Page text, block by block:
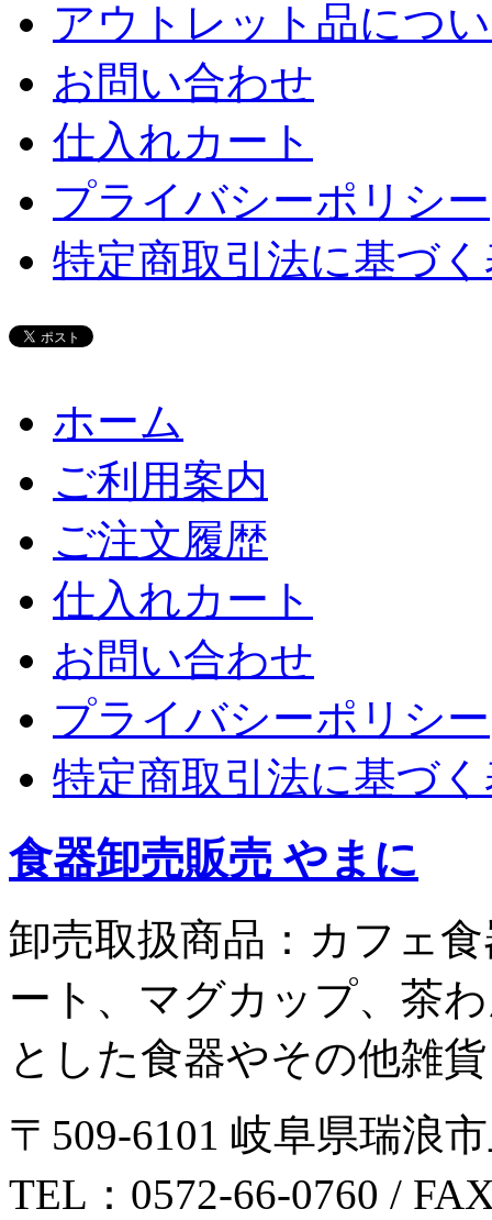
アウトレット品につ
お問い合わせ
仕入れカート
プライバシーポリシー
特定商取引法に基づ
ホーム
ご利用案内
ご注文履歴
仕入れカート
お問い合わせ
プライバシーポリシー
特定商取引法に基づ
食器卸売販売 やまに
卸売取扱商品：カフェ
ート、マグカップ、茶
とした食器やその他雑貨
〒509-6101 岐阜県瑞浪
TEL：0572-66-0760 /